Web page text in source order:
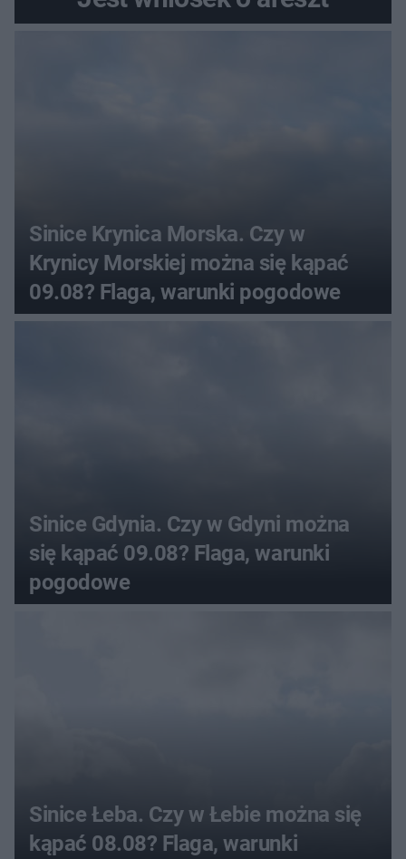
Sinice Krynica Morska. Czy w
Krynicy Morskiej można się kąpać
09.08? Flaga, warunki pogodowe
Sinice Gdynia. Czy w Gdyni można
się kąpać 09.08? Flaga, warunki
pogodowe
Sinice Łeba. Czy w Łebie można się
kąpać 08.08? Flaga, warunki